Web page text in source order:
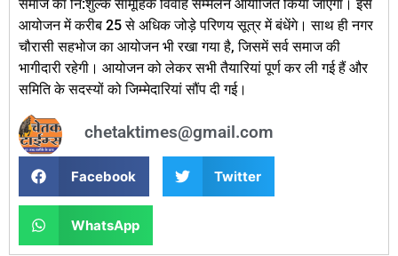
समाज का नि:शुल्क सामूहिक विवाह सम्मेलन आयोजित किया जाएगा। इस
आयोजन में करीब 25 से अधिक जोड़े परिणय सूत्र में बंधेंगे। साथ ही नगर
चौरासी सहभोज का आयोजन भी रखा गया है, जिसमें सर्व समाज की
भागीदारी रहेगी। आयोजन को लेकर सभी तैयारियां पूर्ण कर ली गई हैं और
समिति के सदस्यों को जिम्मेदारियां सौंप दी गई।
chetaktimes@gmail.com
Facebook Twitter
WhatsApp